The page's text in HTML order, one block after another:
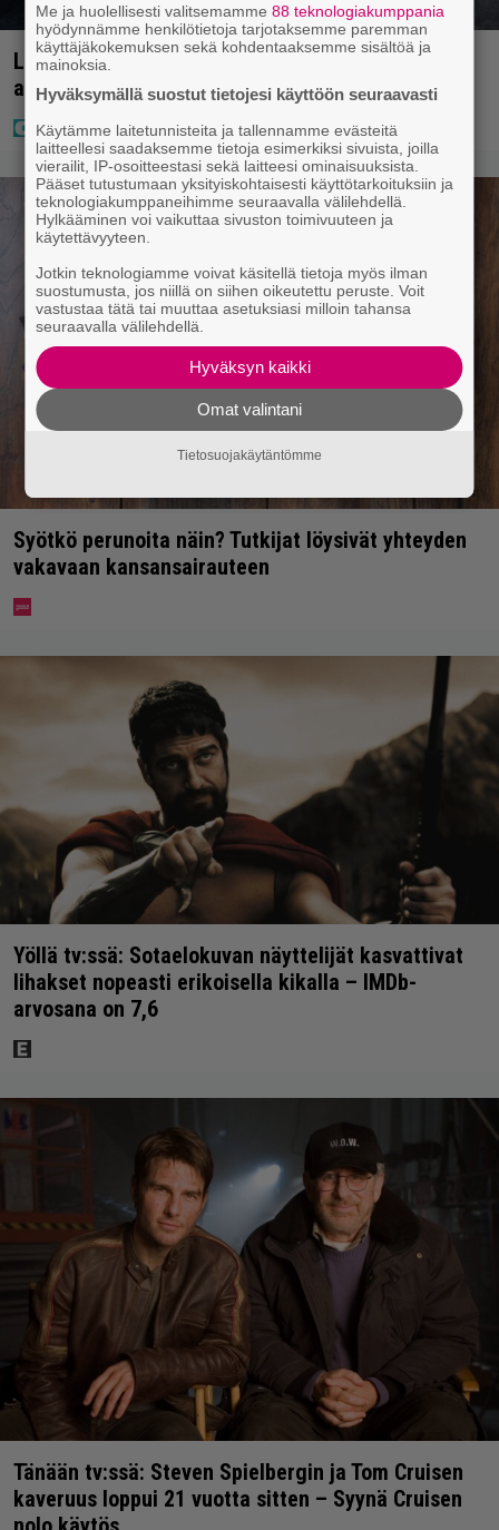
Laulaja Mirellan rantakuvat ovat täynnä lomaa,
aurinkoa ja iloa
Syötkö perunoita näin? Tutkijat löysivät yhteyden
vakavaan kansansairauteen
Yöllä tv:ssä: Sotaelokuvan näyttelijät kasvattivat
lihakset nopeasti erikoisella kikalla – IMDb-
arvosana on 7,6
Tänään tv:ssä: Steven Spielbergin ja Tom Cruisen
kaveruus loppui 21 vuotta sitten – Syynä Cruisen
Me ja huolellisesti valitsemamme88 teknologiakumppania
hyödynnämme henkilötietoja tarjotaksemme paremman
käyttäjäkokemuksen sekä kohdentaaksemme sisältöä ja
mainoksia.
Hyväksymällä suostut tietojesi käyttöön seuraavasti
Käytämme laitetunnisteita ja tallennamme evästeitä
laitteellesi saadaksemme tietoja esimerkiksi sivuista, joilla
vierailit, IP-osoitteestasi sekä laitteesi ominaisuuksista.
Pääset tutustumaan yksityiskohtaisesti käyttötarkoituksiin ja
teknologiakumppaneihimme seuraavalla välilehdellä.
Hylkääminen voi vaikuttaa sivuston toimivuuteen ja
käytettävyyteen.
Jotkin teknologiamme voivat käsitellä tietoja myös ilman
suostumusta, jos niillä on siihen oikeutettu peruste. Voit
vastustaa tätä tai muuttaa asetuksiasi milloin tahansa
seuraavalla välilehdellä.
Hyväksyn kaikki
Omat valintani
Tietosuojakäytäntömme